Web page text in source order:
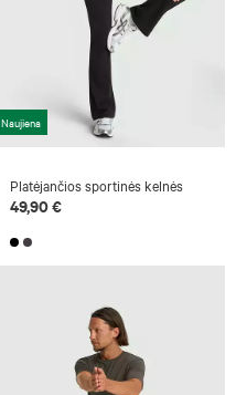
Naujiena
Platėjančios sportinės kelnės
49,90 €